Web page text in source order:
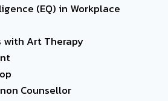
(EQ) in Workplace
with Art Therapy
Counsellor